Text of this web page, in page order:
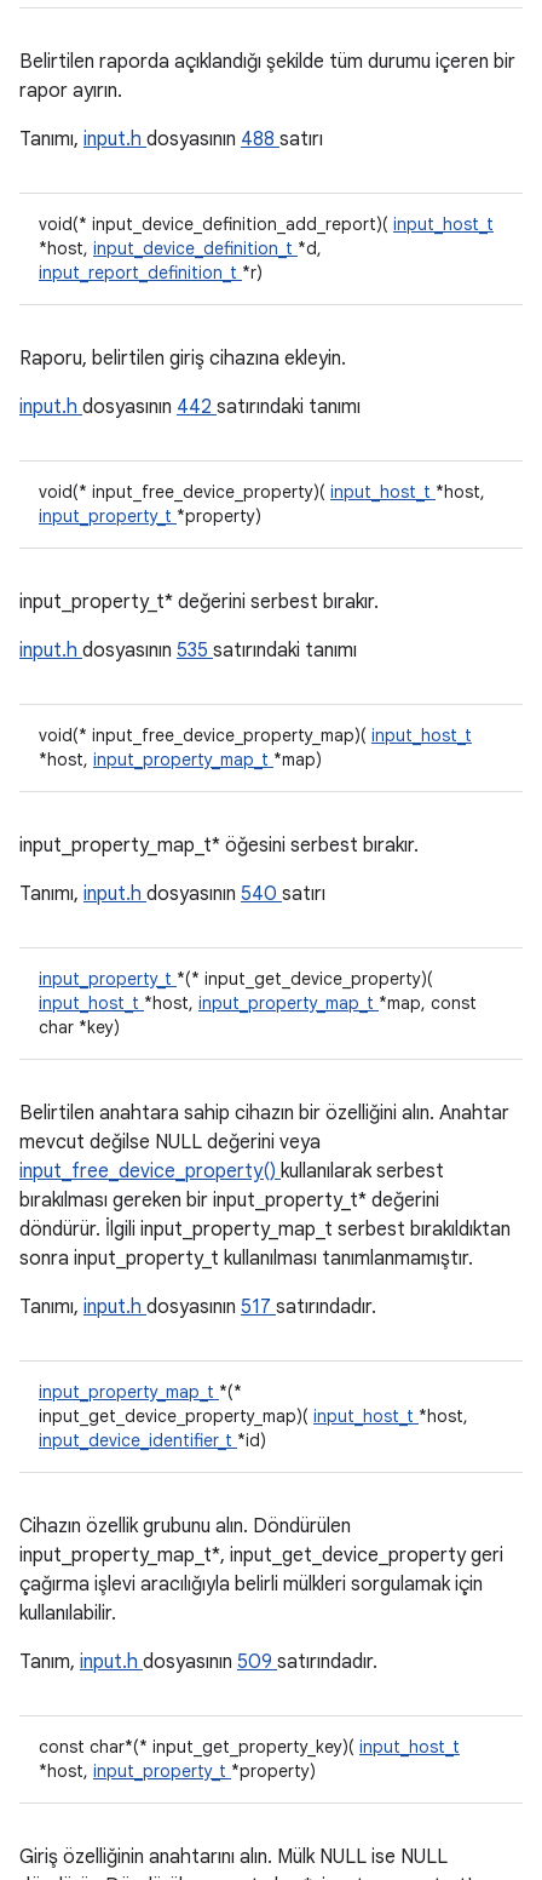
Belirtilen raporda açıklandığı şekilde tüm durumu içeren bir
rapor ayırın.
Tanımı, input.h dosyasının 488 satırı
void(* input_device_definition_add_report)( input_host_t
*host, input_device_definition_t *d,
input_report_definition_t *r)
Raporu, belirtilen giriş cihazına ekleyin.
input.h dosyasının 442 satırındaki tanımı
void(* input_free_device_property)( input_host_t *host,
input_property_t *property)
input_property_t* değerini serbest bırakır.
input.h dosyasının 535 satırındaki tanımı
void(* input_free_device_property_map)( input_host_t
*host, input_property_map_t *map)
input_property_map_t* öğesini serbest bırakır.
Tanımı, input.h dosyasının 540 satırı
input_property_t *(* input_get_device_property)(
input_host_t *host, input_property_map_t *map, const
char *key)
Belirtilen anahtara sahip cihazın bir özelliğini alın. Anahtar
mevcut değilse NULL değerini veya
input_free_device_property() kullanılarak serbest
bırakılması gereken bir input_property_t* değerini
döndürür. İlgili input_property_map_t serbest bırakıldıktan
sonra input_property_t kullanılması tanımlanmamıştır.
Tanımı, input.h dosyasının 517 satırındadır.
input_property_map_t *(*
input_get_device_property_map)( input_host_t *host,
input_device_identifier_t *id)
Cihazın özellik grubunu alın. Döndürülen
input_property_map_t*, input_get_device_property geri
çağırma işlevi aracılığıyla belirli mülkleri sorgulamak için
kullanılabilir.
Tanım, input.h dosyasının 509 satırındadır.
const char*(* input_get_property_key)( input_host_t
*host, input_property_t *property)
Giriş özelliğinin anahtarını alın. Mülk NULL ise NULL